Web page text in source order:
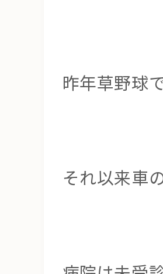
昨年草野球
それ以来車